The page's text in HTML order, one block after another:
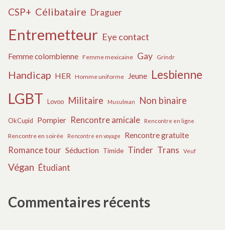
CSP+ Célibataire Draguer
Entremetteur Eye contact
Femme colombienne Femme mexicaine Gay Grindr
Handicap HER Homme uniforme Jeune Lesbienne
LGBT Lovoo Militaire Musulman Non binaire
OkCupid Pompier Rencontre amicale Rencontre en ligne
Rencontre en soirée Rencontre en voyage Rencontre gratuite
Romance tour Séduction Timide Tinder Trans Veuf
Végan Étudiant
Commentaires récents